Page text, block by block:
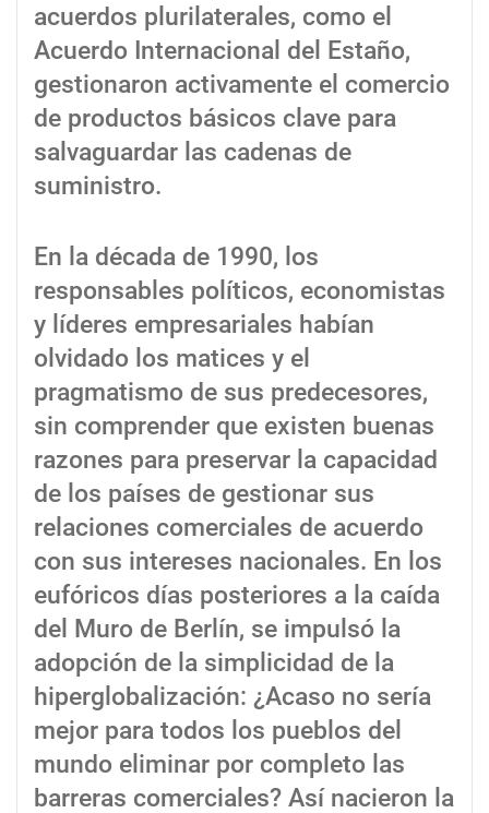
acuerdos plurilaterales, como el
Acuerdo Internacional del Estaño,
gestionaron activamente el comercio
de productos básicos clave para
salvaguardar las cadenas de
suministro.
En la década de 1990, los
responsables políticos, economistas
y líderes empresariales habían
olvidado los matices y el
pragmatismo de sus predecesores,
sin comprender que existen buenas
razones para preservar la capacidad
de los países de gestionar sus
relaciones comerciales de acuerdo
con sus intereses nacionales. En los
eufóricos días posteriores a la caída
del Muro de Berlín, se impulsó la
adopción de la simplicidad de la
hiperglobalización: ¿Acaso no sería
mejor para todos los pueblos del
mundo eliminar por completo las
barreras comerciales? Así nacieron la